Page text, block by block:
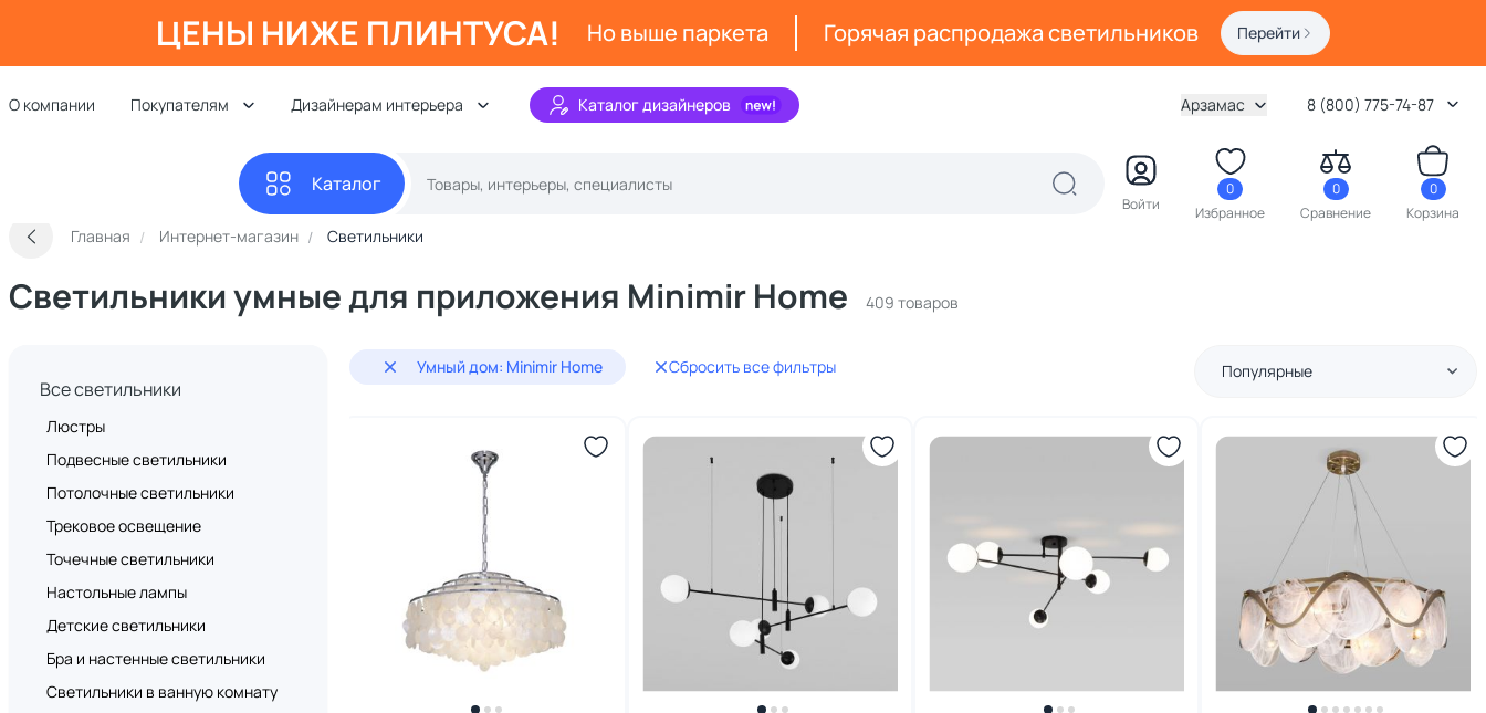
ЦЕНЫ НИЖЕ ПЛИНТУСА! Но выше паркета Горячая распродажа светильников Перейти
О компании Покупателям Дизайнерам интерьера Каталог дизайнеров Арзамас 8 (800) 775-74-87
Каталог
Войти
0
Избранное
0
Сравнение
0
Корзина
Главная Интернет-магазин Светильники
Светильники умные для приложения Minimir Home 409 товаров
Все светильники
Люстры
Подвесные светильники
Потолочные светильники
Трековое освещение
Точечные светильники
Настольные лампы
Детские светильники
Бра и настенные светильники
Светильники в ванную комнату
Умный дом: Minimir Home Сбросить все фильтры Популярные